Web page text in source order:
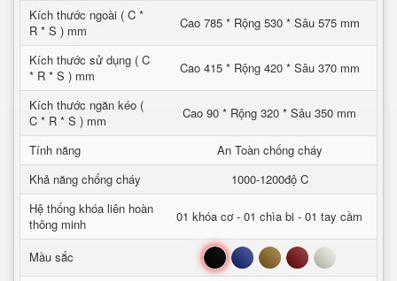
Kích thước ngoài ( C *
R * S ) mm
Cao 785 * Rộng 530 * Sâu 575 mm
Kích thước sử dụng ( C
* R * S ) mm
Cao 415 * Rộng 420 * Sâu 370 mm
Kích thước ngăn kéo (
C * R * S ) mm
Cao 90 * Rộng 320 * Sâu 350 mm
Tính năng
An Toàn chống cháy
Khả năng chống cháy
1000-1200độ C
Hệ thống khóa liên hoàn
thông minh
01 khóa cơ - 01 chìa bi - 01 tay cầm
Mầu sắc Đen Xanh Nâu Đỏ Trắng